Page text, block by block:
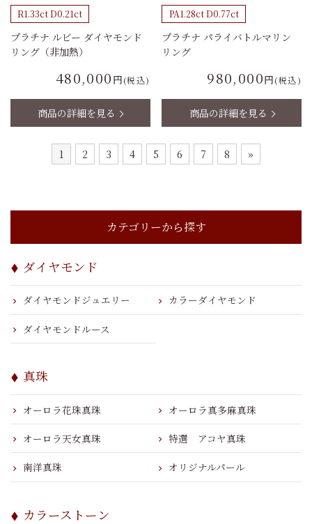
R1.33ct D0.21ct
プラチナ ルビー ダイヤモンド
リング（非加熱）
480,000 円(税込)
商品の詳細を見る
PA1.28ct D0.77ct
プラチナ パライバトルマリン
リング
980,000円(税込)
商品の詳細を見る
1 2 3 4 5 6 7 8 »
カテゴリーから探す
ダイヤモンド
ダイヤモンドジュエリー カラーダイヤモンド
ダイヤモンドルース
真珠
オーロラ花珠真珠 オーロラ真多麻真珠
オーロラ天女真珠 特選 アコヤ真珠
南洋真珠 オリジナルパール
カラーストーン